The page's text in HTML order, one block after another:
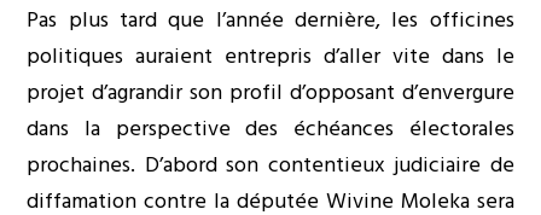
Pas plus tard que l’année dernière, les officines
politiques auraient entrepris d’aller vite dans le
projet d’agrandir son profil d’opposant d’envergure
dans la perspective des échéances électorales
prochaines. D’abord son contentieux judiciaire de
diffamation contre la députée Wivine Moleka sera